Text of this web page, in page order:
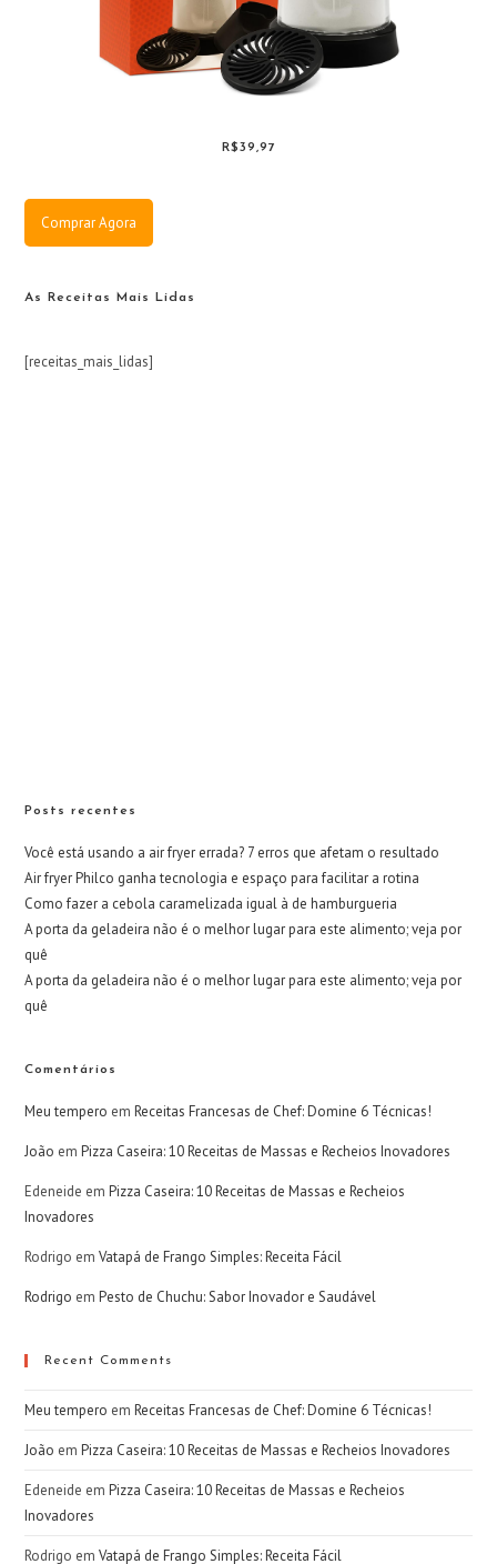
R$39,97
Comprar Agora
As Receitas Mais Lidas
[receitas_mais_lidas]
Posts recentes
Você está usando a air fryer errada? 7 erros que afetam o resultado
Air fryer Philco ganha tecnologia e espaço para facilitar a rotina
Como fazer a cebola caramelizada igual à de hamburgueria
A porta da geladeira não é o melhor lugar para este alimento; veja por
quê
A porta da geladeira não é o melhor lugar para este alimento; veja por
quê
Comentários
Meu tempero emReceitas Francesas de Chef: Domine 6 Técnicas!
João emPizza Caseira: 10 Receitas de Massas e Recheios Inovadores
Edeneide emPizza Caseira: 10 Receitas de Massas e Recheios
Inovadores
Rodrigo emVatapá de Frango Simples: Receita Fácil
Rodrigo emPesto de Chuchu: Sabor Inovador e Saudável
Recent Comments
Meu tempero emReceitas Francesas de Chef: Domine 6 Técnicas!
João emPizza Caseira: 10 Receitas de Massas e Recheios Inovadores
Edeneide emPizza Caseira: 10 Receitas de Massas e Recheios
Inovadores
Rodrigo emVatapá de Frango Simples: Receita Fácil